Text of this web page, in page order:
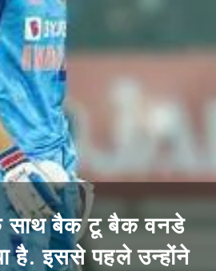
साथ बैक टू बैक वनडे
है. इससे पहले उन्होंने